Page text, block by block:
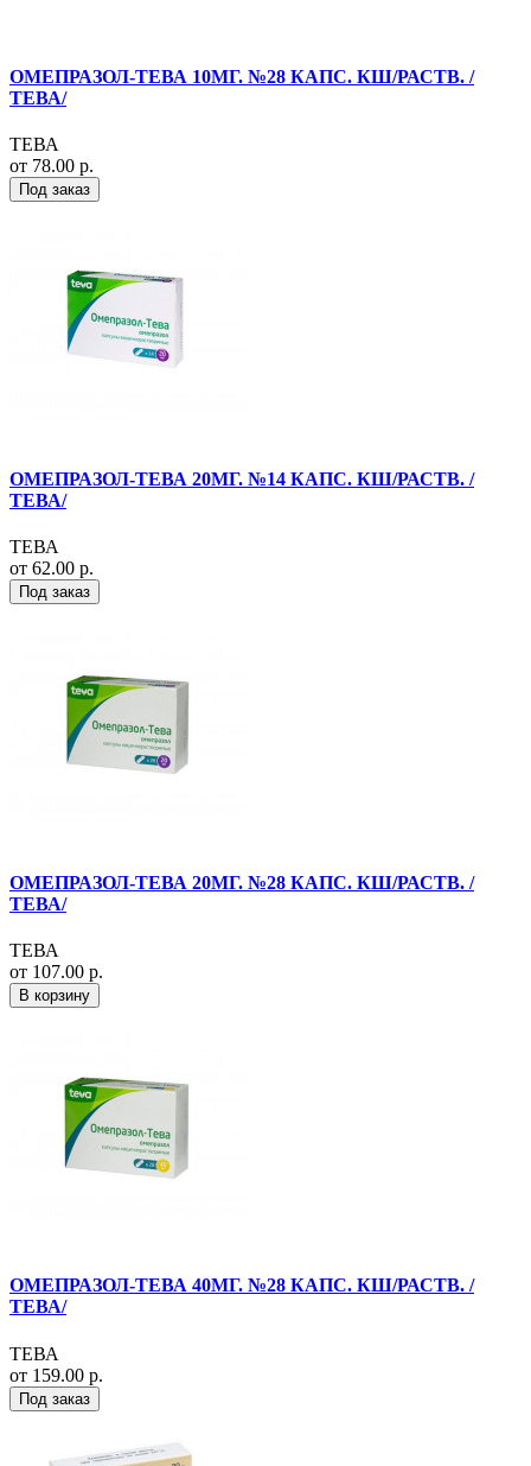
ОМЕПРАЗОЛ-ТЕВА 10МГ. №28 КАПС. КШ/РАСТВ. /
ТЕВА/
ТЕВА
от 78.00 р.
Под заказ
ОМЕПРАЗОЛ-ТЕВА 20МГ. №14 КАПС. КШ/РАСТВ. /
ТЕВА/
ТЕВА
от 62.00 р.
Под заказ
ОМЕПРАЗОЛ-ТЕВА 20МГ. №28 КАПС. КШ/РАСТВ. /
ТЕВА/
ТЕВА
от 107.00 р.
В корзину
ОМЕПРАЗОЛ-ТЕВА 40МГ. №28 КАПС. КШ/РАСТВ. /
ТЕВА/
ТЕВА
от 159.00 р.
Под заказ